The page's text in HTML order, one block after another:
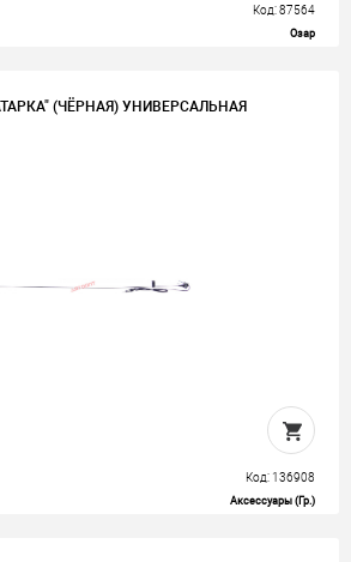
Код: 87564
Озар
(ЧЁРНАЯ) УНИВЕРСАЛЬНАЯ
Код: 136908
Аксессуары (Гр.)